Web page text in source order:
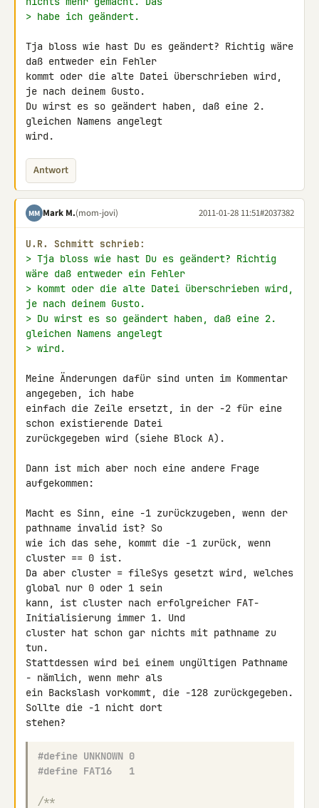
> habe ich geändert.
Tja bloss wie hast Du es geändert? Richtig wäre
daß entweder ein Fehler
kommt oder die alte Datei überschrieben wird,
je nach deinem Gusto.
Du wirst es so geändert haben, daß eine 2.
gleichen Namens angelegt
wird.
Antwort
MM Mark M.(mom-jovi) 2011-01-28 11:51#2037382
U.R. Schmitt schrieb:
> Tja bloss wie hast Du es geändert? Richtig
wäre daß entweder ein Fehler
> kommt oder die alte Datei überschrieben wird,
je nach deinem Gusto.
> Du wirst es so geändert haben, daß eine 2.
gleichen Namens angelegt
> wird.
Meine Änderungen dafür sind unten im Kommentar
angegeben, ich habe
einfach die Zeile ersetzt, in der -2 für eine
schon existierende Datei
zurückgegeben wird (siehe Block A).
Dann ist mich aber noch eine andere Frage
aufgekommen:
Macht es Sinn, eine -1 zurückzugeben, wenn der
pathname invalid ist? So
wie ich das sehe, kommt die -1 zurück, wenn
cluster == 0 ist.
Da aber cluster = fileSys gesetzt wird, welches
global nur 0 oder 1 sein
kann, ist cluster nach erfolgreicher FAT-
Initialisierung immer 1. Und
cluster hat schon gar nichts mit pathname zu
tun.
Stattdessen wird bei einem ungültigen Pathname
- nämlich, wenn mehr als
ein Backslash vorkommt, die -128 zurückgegeben.
Sollte die -1 nicht dort
#define UNKNOWN 0
#define FAT16   1
/**